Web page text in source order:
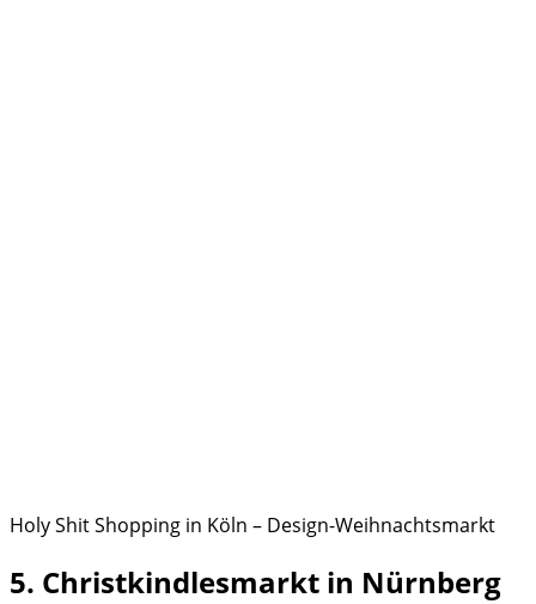
Holy Shit Shopping in Köln – Design-Weihnachtsmarkt
5. Christkindlesmarkt in Nürnberg